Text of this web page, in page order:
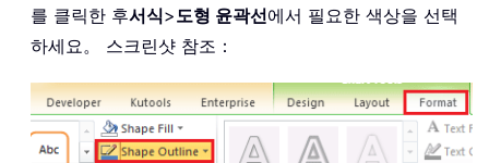
를 클릭한 후서식>도형 윤곽선에서 필요한 색상을 선택
하세요。 스크린샷 참조：